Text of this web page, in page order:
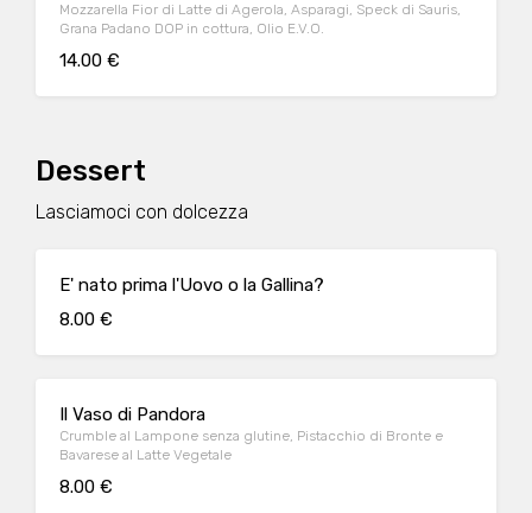
Mozzarella Fior di Latte di Agerola, Asparagi, Speck di Sauris,
Grana Padano DOP in cottura, Olio E.V.O.
14.00 €
Dessert
Lasciamoci con dolcezza
E' nato prima l'Uovo o la Gallina?
8.00 €
Il Vaso di Pandora
Crumble al Lampone senza glutine, Pistacchio di Bronte e
Bavarese al Latte Vegetale
8.00 €